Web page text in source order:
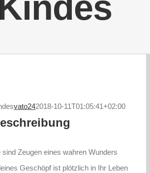
vato242018-10-11T01:05:41+02:00
sind Zeugen eines wahren Wunders
Geschöpf ist plötzlich in Ihr Leben